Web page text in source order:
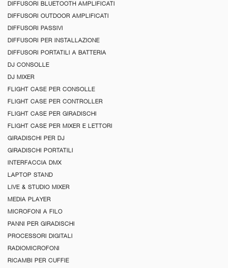
DIFFUSORI BLUETOOTH AMPLIFICATI
DIFFUSORI OUTDOOR AMPLIFICATI
DIFFUSORI PASSIVI
DIFFUSORI PER INSTALLAZIONE
DIFFUSORI PORTATILI A BATTERIA
DJ CONSOLLE
DJ MIXER
FLIGHT CASE PER CONSOLLE
FLIGHT CASE PER CONTROLLER
FLIGHT CASE PER GIRADISCHI
FLIGHT CASE PER MIXER E LETTORI
GIRADISCHI PER DJ
GIRADISCHI PORTATILI
INTERFACCIA DMX
LAPTOP STAND
LIVE & STUDIO MIXER
MEDIA PLAYER
MICROFONI A FILO
PANNI PER GIRADISCHI
PROCESSORI DIGITALI
RADIOMICROFONI
RICAMBI PER CUFFIE